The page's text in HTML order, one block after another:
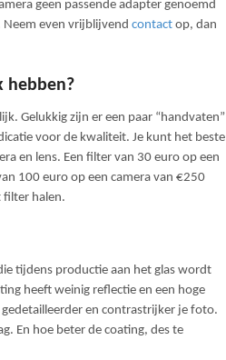
geen passende adapter genoemd
even vrijblijvend contact op, dan
hebben?
Gelukkig zijn er een paar “handvaten”
voor de kwaliteit. Je kunt het beste
en lens. Een filter van 30 euro op een
100 euro op een camera van €250
filter halen.
tijdens productie aan het glas wordt
heeft weinig reflectie en een hoge
en contrastrijker je foto.
En hoe beter de coating, des te